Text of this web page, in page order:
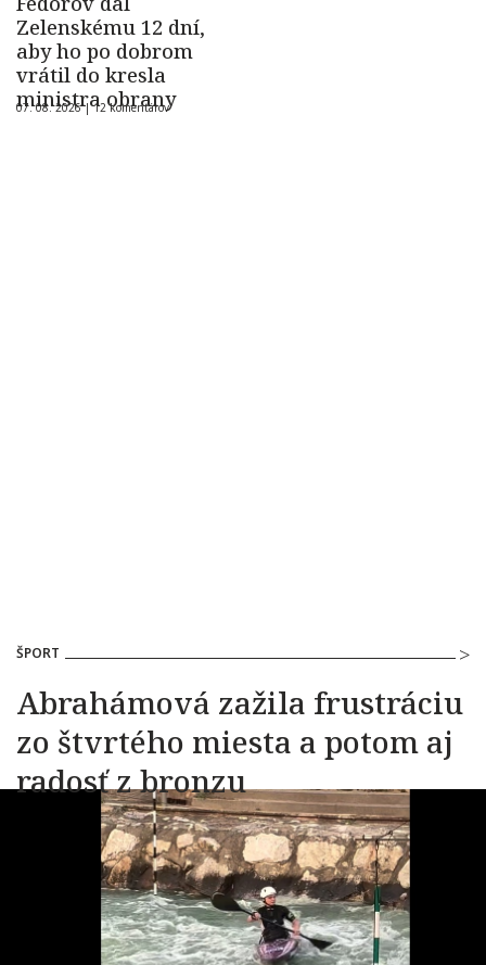
Zelenskému 12 dní,
aby ho po dobrom
vrátil do kresla
ministra obrany
07. 08. 2026 |12 komentárov
ŠPORT